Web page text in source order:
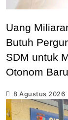
Uang
Butuh
SDM untuk
Otonom Baru
8 Agustus 2026